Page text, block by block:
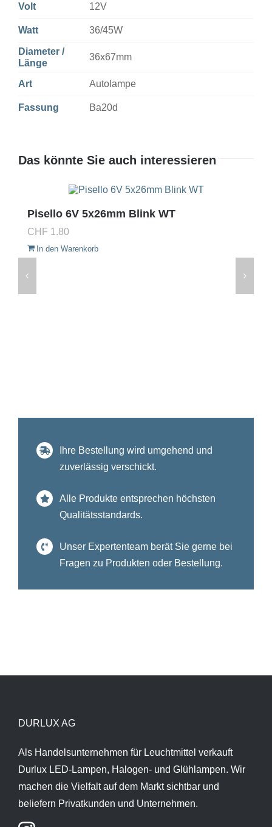
Volt 12V
Watt 36/45W
Diameter /
Länge
36x67mm
Art Autolampe
Fassung Ba20d
Das könnte Sie auch interessieren
Pisello 6V 5x26mm Blink WT
CHF 1.80
In den Warenkorb
Ihre Bestellung wird umgehend und
zuverlässig verschickt.
Alle Produkte entsprechen höchsten
Qualitätsstandards.
Unser Expertenteam berät Sie gerne bei
Fragen zu Produkten oder Bestellung.
DURLUX AG
Als Handelsunternehmen für Leuchtmittel verkauft
Durlux LED-Lampen, Halogen- und Glühlampen. Wir
machen die Vielfalt auf dem Markt sichtbar und
beliefern Privatkunden und Unternehmen.